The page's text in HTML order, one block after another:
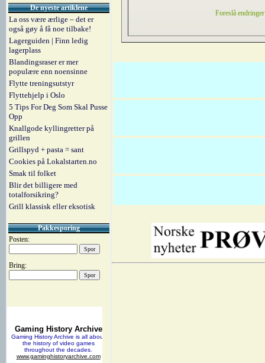
De nyeste artiklene
La oss være ærlige – det er
også gøy å få noe tilbake!
Lagerguiden | Finn ledig
lagerplass
Blandingsraser er mer
populære enn noensinne
Flytte treningsutstyr
Flyttehjelp i Oslo
5 Tips For Deg Som Skal Pusse
Opp
Knallgode kyllingretter på
grillen
Grillspyd + pasta = sant
Cookies på Lokalstarten.no
Smak til folket
Blir det billigere med
totalforsikring?
Grill klassisk eller eksotisk
Pakkesporing
Posten:
Bring:
Foreslå